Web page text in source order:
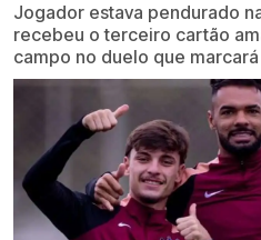
Jogador estava pendurado
recebeu o terceiro cartão
campo no duelo que